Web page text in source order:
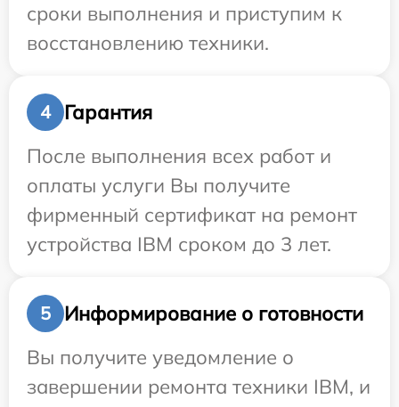
сроки выполнения и приступим к
восстановлению техники.
4
Гарантия
После выполнения всех работ и
оплаты услуги Вы получите
фирменный сертификат на ремонт
устройства IBM сроком до 3 лет.
5
Информирование о готовности
Вы получите уведомление о
завершении ремонта техники IBM, и